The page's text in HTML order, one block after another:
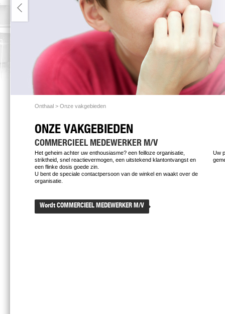
Onthaal > Onze vakgebieden
ONZE VAKGEBIEDEN
COMMERCIEEL MEDEWERKER M/V
Het geheim achter uw enthousiasme? een feilloze organisatie,
striktheid, snel reactievermogen, een uitstekend klantontvangst en
een flinke dosis goede zin.
U bent de speciale contactpersoon van de winkel en waakt over de
organisatie.
Uw
Wordt COMMERCIEEL MEDEWERKER M/V